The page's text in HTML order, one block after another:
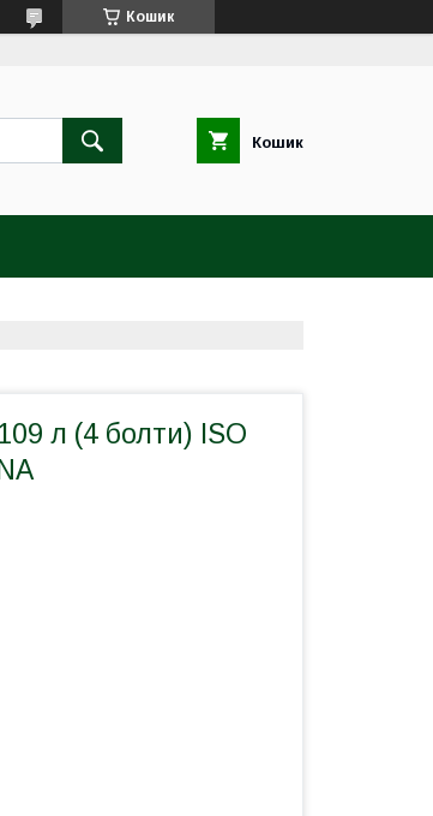
Кошик
Кошик
л (4 болти) ISO